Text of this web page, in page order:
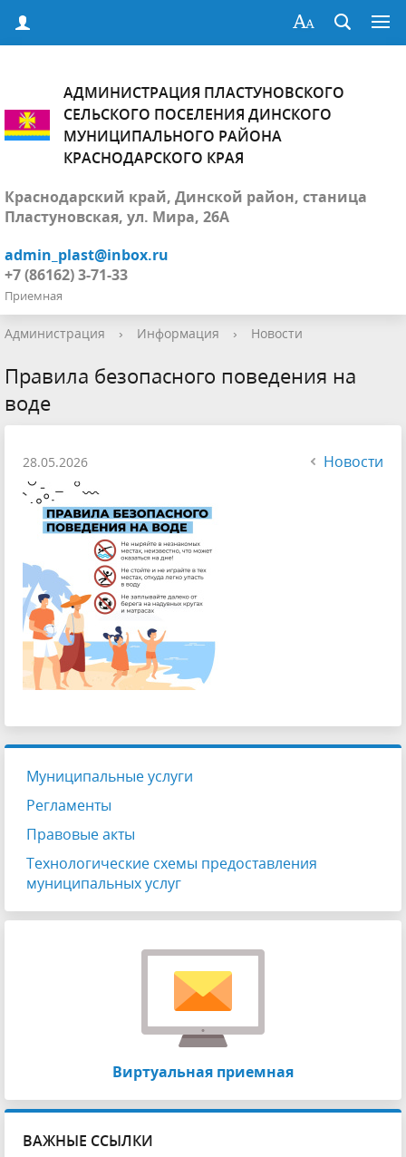
АДМИНИСТРАЦИЯ ПЛАСТУНОВСКОГО
СЕЛЬСКОГО ПОСЕЛЕНИЯ ДИНСКОГО
МУНИЦИПАЛЬНОГО РАЙОНА
КРАСНОДАРСКОГО КРАЯ
Краснодарский край, Динской район, станица
Пластуновская, ул. Мира, 26А
admin_plast@inbox.ru
+7 (86162) 3-71-33
Приемная
Администрация › Информация › Новости
Правила безопасного поведения на
воде
28.05.2026 Новости
Муниципальные услуги
Регламенты
Правовые акты
Технологические схемы предоставления
муниципальных услуг
Виртуальная приемная
ВАЖНЫЕ ССЫЛКИ